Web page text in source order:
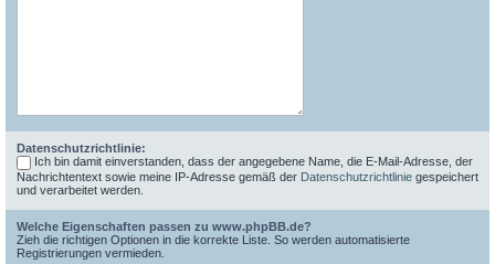
Datenschutzrichtlinie:
Ich bin damit einverstanden, dass der angegebene Name, die E-Mail-Adresse, der
Nachrichtentext sowie meine IP-Adresse gemäß der Datenschutzrichtlinie gespeichert
und verarbeitet werden.
Welche Eigenschaften passen zu www.phpBB.de?
Zieh die richtigen Optionen in die korrekte Liste. So werden automatisierte
Registrierungen vermieden.